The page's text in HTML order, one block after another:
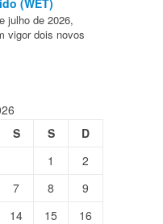
julho de 2026,
vigor dois novos
S S
D
1
2
7 8
9
14 15
16